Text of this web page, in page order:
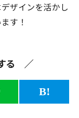
ザインを活かし
す！
る
B!